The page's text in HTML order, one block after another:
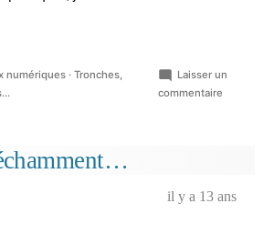
numériques· Tronches,
Laisser un
commentairesur
Le
il y a 13 ans